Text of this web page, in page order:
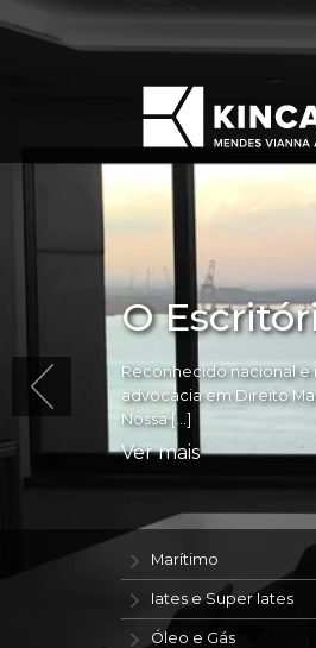
O
Reconhecido nacional
advocacia em Direito
Nossa […]
Ver mais
Marítimo
Iates e Super Iates
Óleo e Gás